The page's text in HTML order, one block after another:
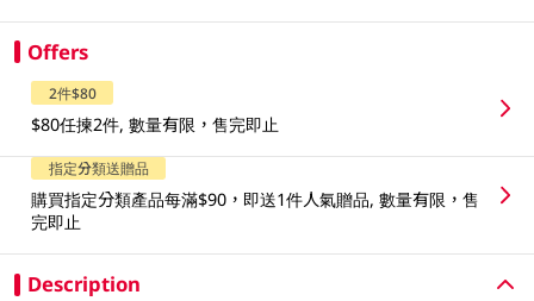
Offers
2件$80
$80任揀2件, 數量有限，售完即止
指定分類送贈品
購買指定分類產品每滿$90，即送1件人氣贈品, 數量有限，售
完即止
Description